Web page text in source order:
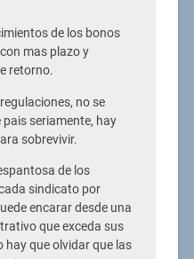
de los bonos
mas plazo y
retorno.
no se
seriamente, hay
sobrevivir.
de los
sindicato por
encarar desde una
que exceda sus
hay que olvidar que las